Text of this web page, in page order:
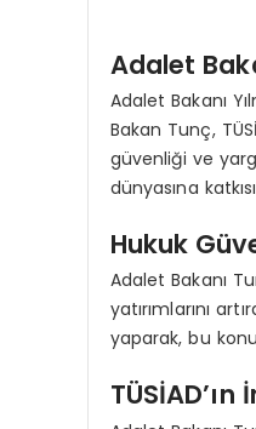
Adalet
Adalet Bakanı
Bakan Tunç,
güvenliği ve
dünyasına
Hukuk
Adalet Bakanı
yatırımlarını
yaparak, bu